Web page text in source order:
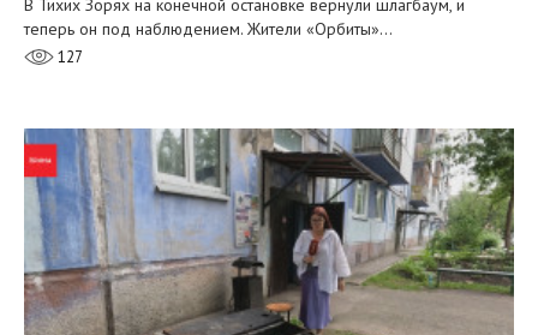
В Тихих Зорях на конечной остановке вернули шлагбаум, и
теперь он под наблюдением. Жители «Орбиты»…
127